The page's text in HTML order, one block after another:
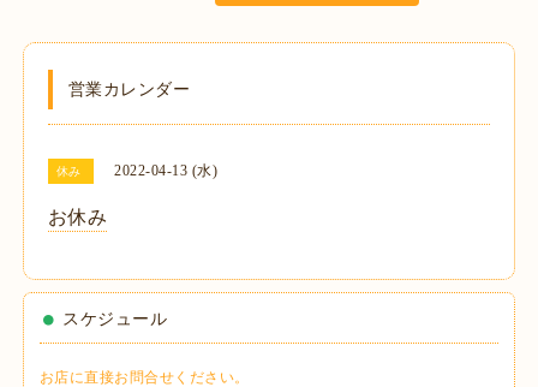
営業カレンダー
休み 2022-04-13 (水)
お休み
スケジュール
お店に直接お問合せください。